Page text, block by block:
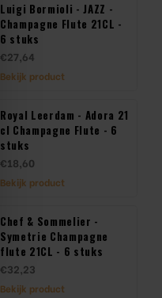
Luigi Bormioli - JAZZ -
Champagne Flute 21CL -
6 stuks
€27,64
Bekijk product
Royal Leerdam - Adora 21
cl Champagne Flute - 6
stuks
€18,60
Bekijk product
Chef & Sommelier -
Symetrie Champagne
flute 21CL - 6 stuks
€32,23
Bekijk product